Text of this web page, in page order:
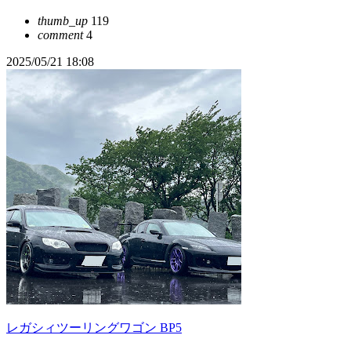
thumb_up 119
comment4
2025/05/21 18:08
レガシィツーリングワゴン BP5